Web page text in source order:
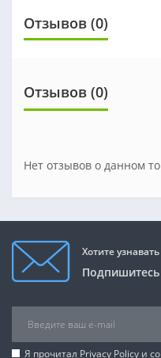
Отзывов (0)
Отзывов (0)
Нет отзывов о данном
Хотите
Я прочитал Privacy Policy и